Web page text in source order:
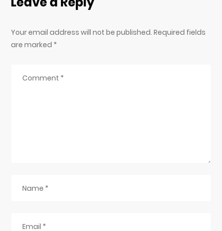
Your email address will not be published. Required fields
are marked *